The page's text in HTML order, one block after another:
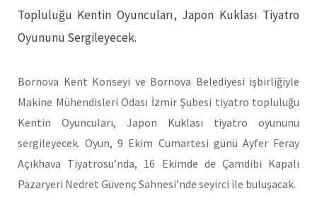
Topluluğu Kentin Oyuncuları, Japon Kuklası Tiyatro
Oyununu Sergileyecek.
Bornova Kent Konseyi ve Bornova Belediyesi işbirliğiyle
Makine Mühendisleri Odası İzmir Şubesi tiyatro topluluğu
Kentin Oyuncuları, Japon Kuklası tiyatro oyununu
sergileyecek. Oyun, 9 Ekim Cumartesi günü Ayfer Feray
Açıkhava Tiyatrosu’nda, 16 Ekimde de Çamdibi Kapalı
Pazaryeri Nedret Güvenç Sahnesi’nde seyirci ile buluşacak.